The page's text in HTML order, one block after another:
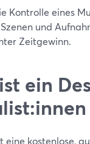
Kontrolle eines
und
Zeitgewinn.
ein
eine kostenlose,